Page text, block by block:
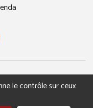
le contrôle sur ceux